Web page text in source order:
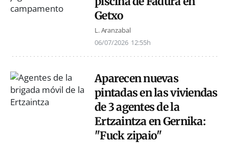
Getxo
L. Aranzabal
06/07/2026 12:55h
Aparecen nuevas
pintadas en las viviendas
de 3 agentes de la
Ertzaintza en Gernika:
"Fuck zipaio"